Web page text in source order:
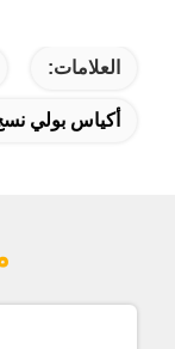
العلامات:
أكياس بولي نسج